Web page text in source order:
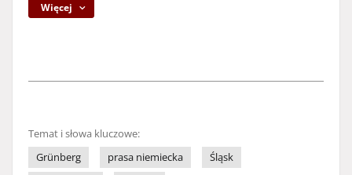
Więcej
Temat i słowa kluczowe:
Grünberg
prasa niemiecka
Śląsk